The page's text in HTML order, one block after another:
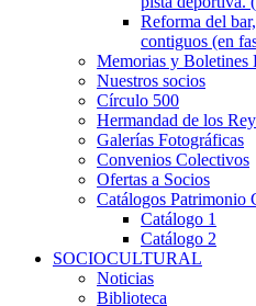
Reforma del
contiguos (en
Memorias y Boletines
Nuestros socios
Círculo 500
Hermandad de los
Galerías Fotográficas
Convenios Colectivos
Ofertas a Socios
Catálogos Patrimonio
Catálogo 1
Catálogo 2
SOCIOCULTURAL
Noticias
Biblioteca